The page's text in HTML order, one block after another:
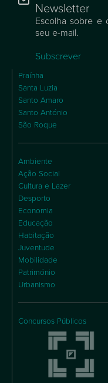
Newsletter
Escolha sobre e
seu e-mail.
Subscrever
Praínha
Santa Luzia
Santo Amaro
Santo António
São Roque
Ambiente
Ação Social
Cultura e Lazer
Desporto
Economia
Educação
Habitação
Juventude
Mobilidade
Património
Urbanismo
Concursos Públicos